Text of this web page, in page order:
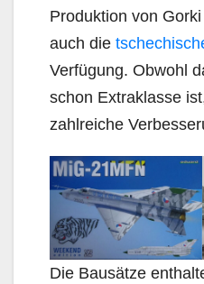
Produktion von
auch die
Verfügung. Obwohl
schon Extraklasse
zahlreiche
Die Bausätze